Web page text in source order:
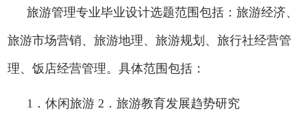
旅游管理专业毕业设计选题范围包括：旅游经济、
旅游市场营销、旅游地理、旅游规划、旅行社经营管
理、饭店经营管理。具体范围包括：
1 ．休闲旅游 2．旅游教育发展趋势研究